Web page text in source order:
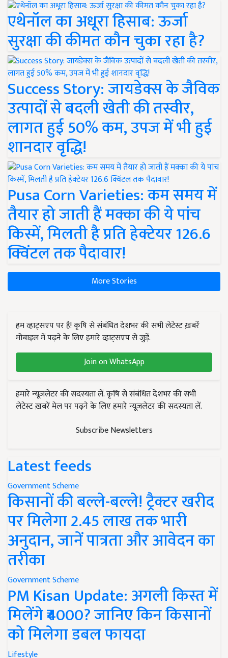
एथेनॉल का अधूरा हिसाब: ऊर्जा
सुरक्षा की कीमत कौन चुका रहा है?
Success Story: जायडेक्स के जैविक
उत्पादों से बदली खेती की तस्वीर,
लागत हुई 50% कम, उपज में भी हुई
शानदार वृद्धि!
Pusa Corn Varieties: कम समय में
तैयार हो जाती हैं मक्का की ये पांच
किस्में, मिलती है प्रति हेक्टेयर 126.6
क्विंटल तक पैदावार!
More Stories
हम व्हाट्सएप पर हैं! कृषि से संबंधित देशभर की सभी लेटेस्ट ख़बरें
मोबाइल में पढ़ने के लिए हमारे व्हाट्सएप से जुड़ें.
Join on WhatsApp
हमारे न्यूज़लेटर की सदस्यता लें. कृषि से संबंधित देशभर की सभी
लेटेस्ट ख़बरें मेल पर पढ़ने के लिए हमारे न्यूज़लेटर की सदस्यता लें.
Subscribe Newsletters
Latest feeds
Government Scheme
किसानों की बल्ले-बल्ले! ट्रैक्टर खरीद
पर मिलेगा 2.45 लाख तक भारी
अनुदान, जानें पात्रता और आवेदन का
तरीका
Government Scheme
PM Kisan Update: अगली किस्त में
मिलेंगे ₹4000? जानिए किन किसानों
को मिलेगा डबल फायदा
Lifestyle